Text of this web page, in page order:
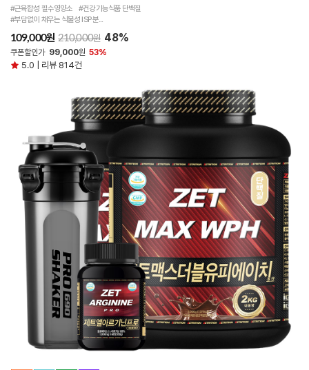
#근육합성 필수영양소 #건강기능식품 단백질
#부담없이 채우는 식물성 ISP 분...
109,000원 210,000원 48%
쿠폰할인가 99,000원 53%
5.0 | 리뷰 814건